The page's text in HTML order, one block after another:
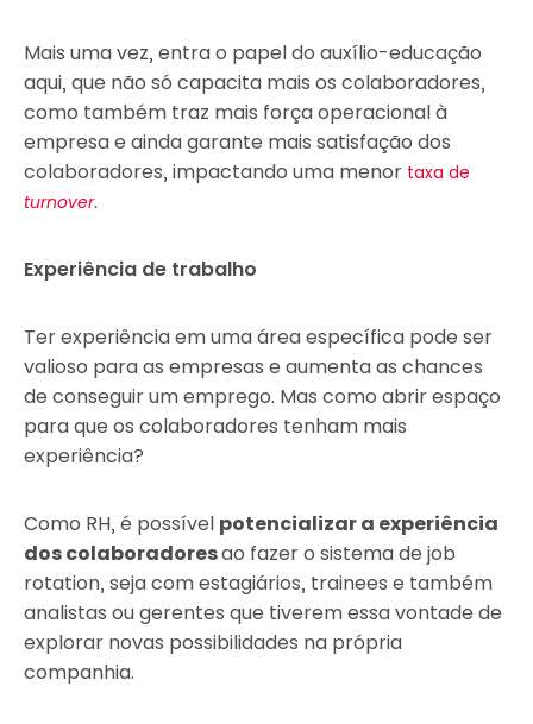
Mais uma vez, entra o papel do auxílio-educação
aqui, que não só capacita mais os colaboradores,
como também traz mais força operacional à
empresa e ainda garante mais satisfação dos
colaboradores, impactando uma menor taxa de
turnover.
Experiência de trabalho
Ter experiência em uma área específica pode ser
valioso para as empresas e aumenta as chances
de conseguir um emprego. Mas como abrir espaço
para que os colaboradores tenham mais
experiência?
Como RH, é possível potencializar a experiência
dos colaboradoresao fazer o sistema de job
rotation, seja com estagiários, trainees e também
analistas ou gerentes que tiverem essa vontade de
explorar novas possibilidades na própria
companhia.